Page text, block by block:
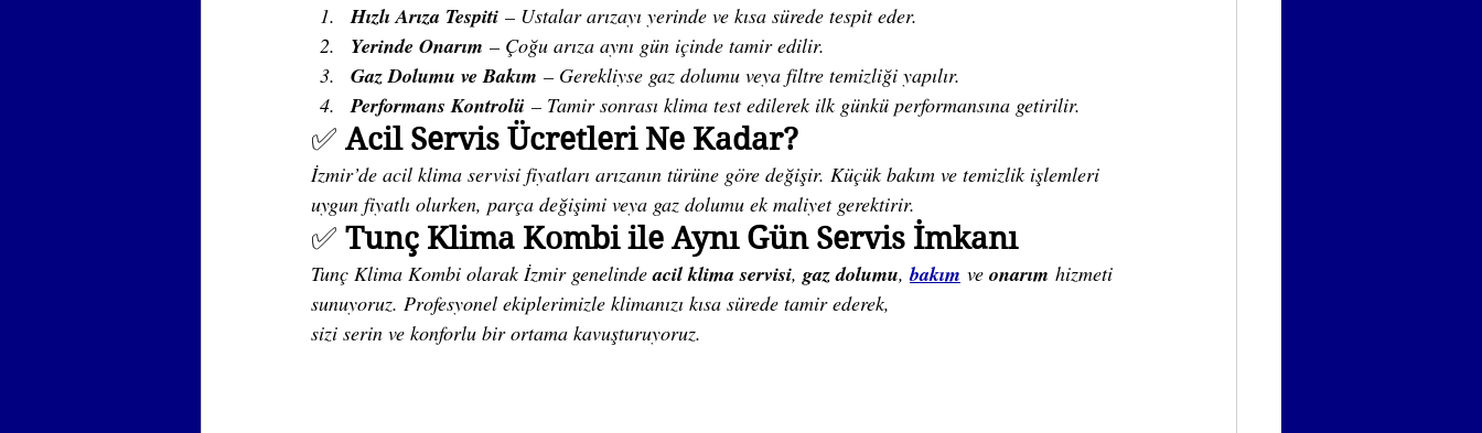
Hızlı Arıza Tespiti – Ustalar arızayı yerinde ve kısa sürede tespit eder.
Yerinde Onarım – Çoğu arıza aynı gün içinde tamir edilir.
Gaz Dolumu ve Bakım – Gerekliyse gaz dolumu veya filtre temizliği yapılır.
Performans Kontrolü – Tamir sonrası klima test edilerek ilk günkü performansına getirilir.
✅ Acil Servis Ücretleri Ne Kadar?
İzmir’de acil klima servisi fiyatları arızanın türüne göre değişir. Küçük bakım ve temizlik işlemleri
uygun fiyatlı olurken, parça değişimi veya gaz dolumu ek maliyet gerektirir.
✅ Tunç Klima Kombi ile Aynı Gün Servis İmkanı
Tunç Klima Kombi olarak İzmir genelinde acil klima servisi, gaz dolumu, bakım ve onarım hizmeti
sunuyoruz. Profesyonel ekiplerimizle klimanızı kısa sürede tamir ederek,
sizi serin ve konforlu bir ortama kavuşturuyoruz.